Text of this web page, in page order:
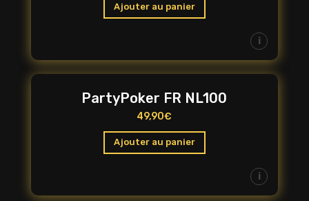
Ajouter au panier
i
PartyPoker FR NL100
49,90€
Ajouter au panier
i